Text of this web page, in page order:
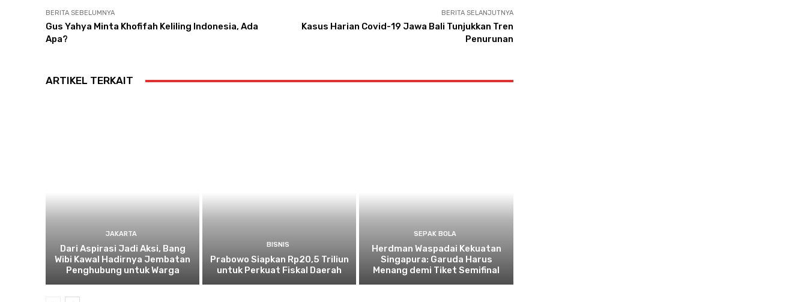
BERITA SEBELUMNYA
Gus Yahya Minta Khofifah Keliling Indonesia, Ada
Apa?
BERITA SELANJUTNYA
Kasus Harian Covid-19 Jawa Bali Tunjukkan Tren
Penurunan
ARTIKEL TERKAIT
JAKARTA
Dari Aspirasi Jadi Aksi, Bang
Wibi Kawal Hadirnya Jembatan
Penghubung untuk Warga
BISNIS
Prabowo Siapkan Rp20,5 Triliun
untuk Perkuat Fiskal Daerah
SEPAK BOLA
Herdman Waspadai Kekuatan
Singapura: Garuda Harus
Menang demi Tiket Semifinal